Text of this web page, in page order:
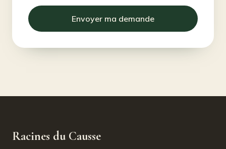
Envoyer ma demande
Racines du Causse